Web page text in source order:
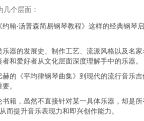
个层面：
约翰·汤普森简易钢琴教程》这样的经典钢
乐器的发展史、制作工艺、流派风格以及名
和爱好者从文化层面深度理解手中的乐器。
赫的《平均律钢琴曲集》到现代的流行音
。
书籍，虽然不直接针对某一具体乐器，却
而提升音乐表现力和即兴创作能力。